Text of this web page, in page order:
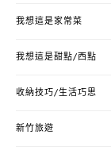
我想這是家常菜
我想這是甜點/西點
收納技巧/生活巧思
新竹旅遊